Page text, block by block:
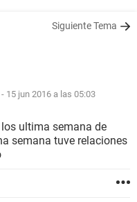
Siguiente Tema
- 15 jun 2016 a las 05:03
ultima semana de
semana tuve relaciones